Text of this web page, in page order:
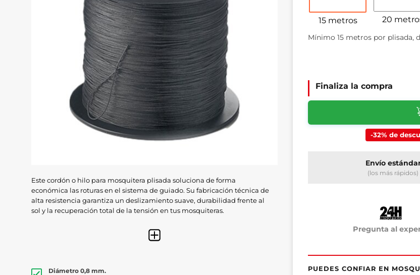
Este cordón o hilo para mosquitera plisada soluciona de forma
económica las roturas en el sistema de guiado. Su fabricación técnica de
alta resistencia garantiza un deslizamiento suave, durabilidad frente al
sol y la recuperación total de la tensión en tus mosquiteras.
Diámetro 0,8 mm.
15 metros 20
Mínimo 15 metros por plisada,
Finaliza la compra
-32% de
Envío
(los más rápidos)
Pregunta al
PUEDES CONFIAR EN